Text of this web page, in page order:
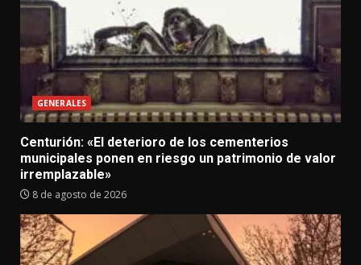
GENERALES
Centurión: «El deterioro de los cementerios
municipales ponen en riesgo un patrimonio de valor
irremplazable»
8 de agosto de 2026